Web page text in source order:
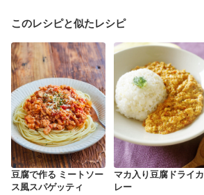
このレシピと似たレシピ
豆腐で作る ミートソー
ス風スパゲッティ
マカ入り豆腐ドライカ
レー